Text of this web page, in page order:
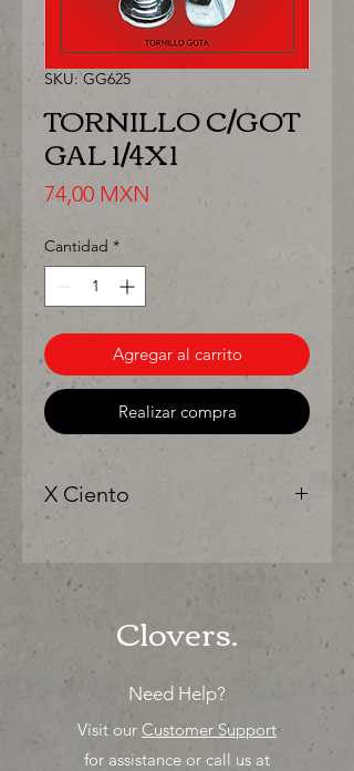
SKU: GG625
TORNILLO C/GOT
GAL 1/4X1
74,00 MXN
Cantidad *
Agregar al carrito
Realizar compra
X Ciento
solo los mejores precios para tu
tienda o proyecto" venta por ciento
Clovers.
Need Help?
Visit our Customer Support
for assistance or call us at